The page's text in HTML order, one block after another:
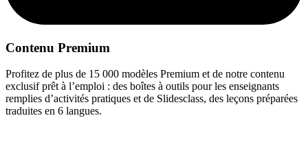
Contenu Premium
Profitez de plus de 15 000 modèles Premium et de notre contenu
exclusif prêt à l’emploi : des boîtes à outils pour les enseignants
remplies d’activités pratiques et de Slidesclass, des leçons préparées
traduites en 6 langues.